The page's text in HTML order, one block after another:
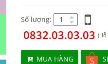
Số lượng:
0832.03.03.03
MUA HÀNG